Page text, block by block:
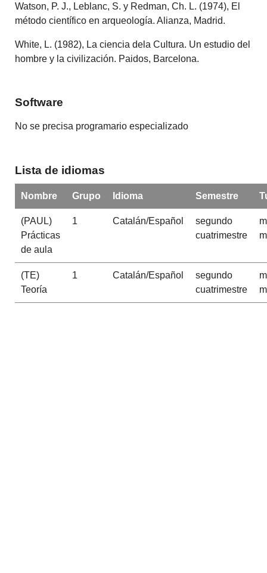
Watson, P. J., Leblanc, S. y Redman, Ch. L. (1974), El
método científico en arqueología. Alianza, Madrid.
White, L. (1982), La ciencia dela Cultura. Un estudio del
hombre y la civilización. Paidos, Barcelona.
Software
No se precisa programario especializado
Lista de idiomas
Nombre Grupo Idioma Semestre
(PAUL)
Prácticas
de aula
1 Catalán/Español
segundo
cuatrimestre
(TE)
Teoría
1 Catalán/Español
segundo
cuatrimestre